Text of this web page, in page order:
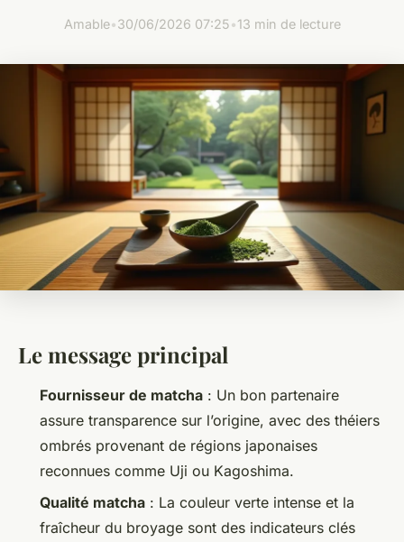
Amable•30/06/2026 07:25•13 min de lecture
Le message principal
Fournisseur de matcha : Un bon partenaire
assure transparence sur l’origine, avec des théiers
ombrés provenant de régions japonaises
reconnues comme Uji ou Kagoshima.
Qualité matcha : La couleur verte intense et la
fraîcheur du broyage sont des indicateurs clés